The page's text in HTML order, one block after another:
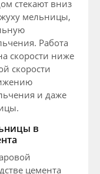
стекают вниз
мельницы,
Работа
скорости ниже
скорости
и даже
в
цемента